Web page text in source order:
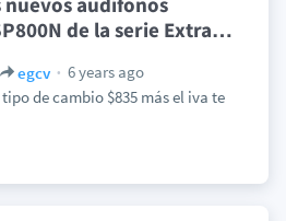
de la serie Extra…
egcv
6 years ago
de cambio $835 más el iva te